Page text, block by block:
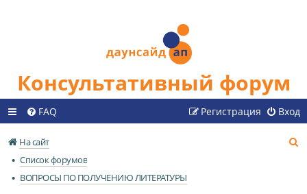
Консультативный форум
FAQ Вход
Регистрация
На сайт
Список форумов
ВОПРОСЫ ПО ПОЛУЧЕНИЮ ЛИТЕРАТУРЫ